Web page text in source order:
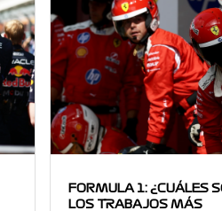
FORMULA 1: ¿CUÁLES
LOS TRABAJOS MÁS